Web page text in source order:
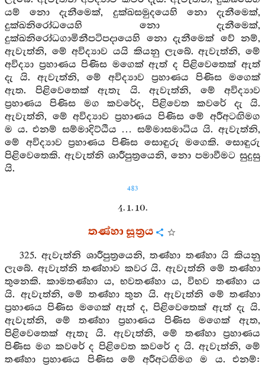
යම් නො දැනීමෙක්, දුක්ඛසමුදයෙහි නො දැනීමෙක්,
දුක්ඛනිරෝධයෙහි නො දැනීමෙක්,
දුක්ඛනිරෝධගාමිනීපටිපදායෙහි නො දැනීමෙක් වේ නම්,
ඇවැත්නි, මේ අවිද්‍යාව යයි කියනු ලැබේ. ඇවැත්නි, මේ
අවිද්‍යා ප්‍රහාණය පිණිස මගෙක් ඇත් ද පිළිවෙතෙක් ඇත්
දැ යි. ඇවැත්නි, මේ අවිද්‍යාව ප්‍රහාණය පිණිස මගෙක්
ඇත. පිළිවෙතෙක් ඇතැ යි. ඇවැත්නි, මේ අවිද්‍යාව
ප්‍රහාණය පිණිස මග කවරේද, පිළිවෙත කවරේ දැ යි.
ඇවැත්නි, මේ අවිද්‍යාව ප්‍රහාණය පිණිස මේ අරීඅටඟිමග
ම ය. එනම් සම්මාදිට්ඨිය … සම්මාසමාධිය යි. ඇවැත්නි,
මේ අවිද්‍යාව ප්‍රහාණය පිණිස සොඳුරු මගෙකි. සොඳුරු
පිළිවෙතෙකි. ඇවැත්නි ශාරීපුත්‍රයෙනි, නො පමාවීමට සුදුසු
යි.
483
4. 1. 10.
තණ්හා සූත්‍රය
325. ඇවැත්නි ශාරීපුත්‍රයෙනි, තණ්හා තණ්හා යි කියනු
ලැබේ. ඇවැත්නි තණ්හාව කවර යි. ඇවැත්නි මේ තණ්හා
තුනෙකි. කාමතණ්හා ය, භවතණ්හා ය, විභව තණ්හා ය
යි. ඇවැත්නි, මේ තණ්හා තුන යි. ඇවැත්නි මේ තණ්හා
ප්‍රහාණය පිණිස මගෙක් ඇත් ද, පිළිවෙතෙක් ඇත් දැ යි.
ඇවැත්නි, මේ තණ්හා ප්‍රහාණය පිණිස මගෙක් ඇත,
පිළිවෙතෙක් ඇතැ යි. ඇවැත්නි, මේ තණ්හා ප්‍රහාණය
පිණිස මග කවරේ ද පිළිවෙත කවරේ ද යි. ඇවැත්නි, මේ
තණ්හා ප්‍රහාණය පිණිස මේ අරීඅටඟිමග ම ය. එනම්: